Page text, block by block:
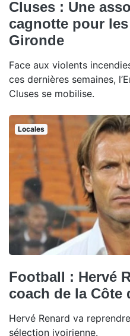
Cluses : Une
cagnotte pour
Gironde
Face aux violents
ces dernières semaines,
Cluses se mobilise.
Locales
Football : Hervé
coach de la Côte
Hervé Renard va
sélection ivoirienne.